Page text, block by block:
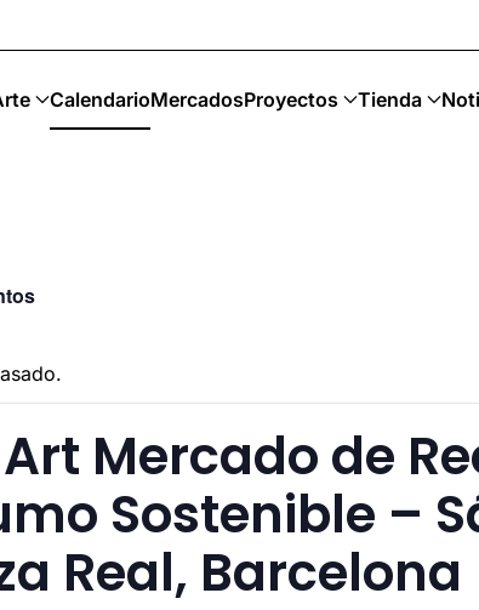
CalendarioMercadosProyectos Tienda
Mercado de
Sostenible –
Real, Barcelona